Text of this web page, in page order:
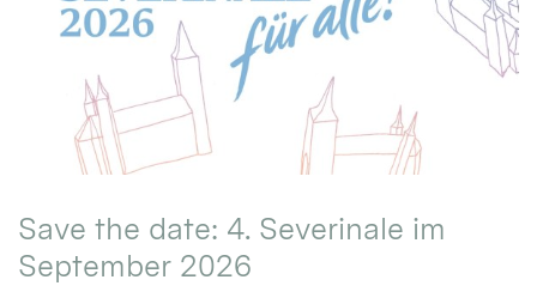
Save the date: 4. Severinale im
September 2026